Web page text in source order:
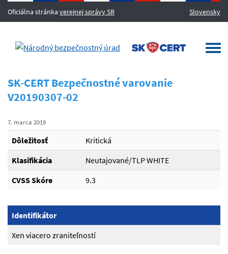
Oficiálna stránka verejnej správy SR Slovensky
MENU
SK-CERT Bezpečnostné varovanie
V20190307-02
7. marca 2019
Dôležitosť
Kritická
Klasifikácia
Neutajované/TLP WHITE
CVSS Skóre
9.3
Identifikátor
Xen viacero zraniteľností